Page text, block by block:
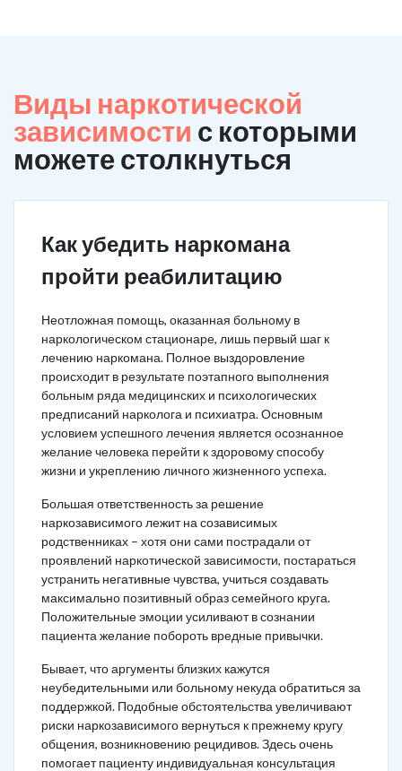
Виды наркотической
зависимости с которыми
можете столкнуться
Как убедить наркомана
пройти реабилитацию
Неотложная помощь, оказанная больному в
наркологическом стационаре, лишь первый шаг к
лечению наркомана. Полное выздоровление
происходит в результате поэтапного выполнения
больным ряда медицинских и психологических
предписаний нарколога и психиатра. Основным
условием успешного лечения является осознанное
желание человека перейти к здоровому способу
жизни и укреплению личного жизненного успеха.
Большая ответственность за решение
наркозависимого лежит на созависимых
родственниках – хотя они сами пострадали от
проявлений наркотической зависимости, постараться
устранить негативные чувства, учиться создавать
максимально позитивный образ семейного круга.
Положительные эмоции усиливают в сознании
пациента желание побороть вредные привычки.
Бывает, что аргументы близких кажутся
неубедительными или больному некуда обратиться за
поддержкой. Подобные обстоятельства увеличивают
риски наркозависимого вернуться к прежнему кругу
общения, возникновению рецидивов. Здесь очень
помогает пациенту индивидуальная консультация